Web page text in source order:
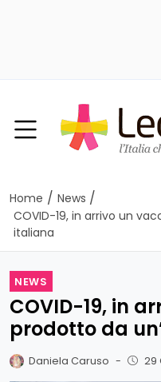
Home / News /
COVID-19, in arrivo un
italiana
NEWS
COVID-19, in
prodotto da
Daniela Caruso - 29